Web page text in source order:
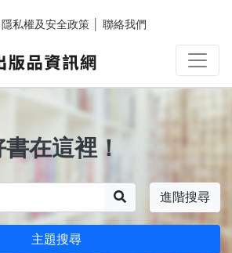
隱私權及安全政策 聯絡我們
在這裡！
進階搜尋
主題搜尋